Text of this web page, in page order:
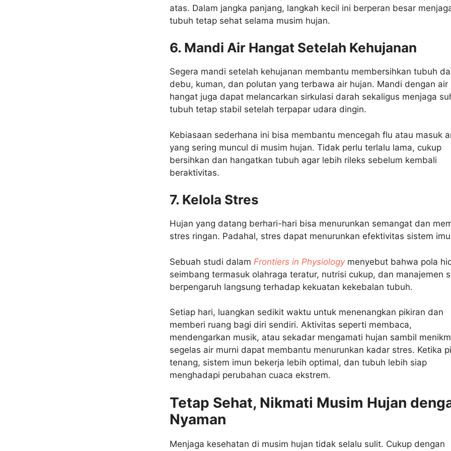
atas. Dalam jangka panjang, langkah kecil ini berperan besar
tubuh tetap sehat selama musim hujan.
6. Mandi Air Hangat Setelah Kehujanan
Segera mandi setelah kehujanan membantu membersihkan tubuh
debu, kuman, dan polutan yang terbawa air hujan. Mandi dengan air
hangat juga dapat melancarkan sirkulasi darah sekaligus menjaga
tubuh tetap stabil setelah terpapar udara dingin.
Kebiasaan sederhana ini bisa membantu mencegah flu atau masuk
yang sering muncul di musim hujan. Tidak perlu terlalu lama, cukup
bersihkan dan hangatkan tubuh agar lebih rileks sebelum kembali
beraktivitas.
7. Kelola Stres
Hujan yang datang berhari-hari bisa menurunkan semangat dan
stres ringan. Padahal, stres dapat menurunkan efektivitas sistem
Sebuah studi dalam Frontiers in Physiologymenyebut bahwa pola
seimbang termasuk olahraga teratur, nutrisi cukup, dan manajemen
berpengaruh langsung terhadap kekuatan kekebalan tubuh.
Setiap hari, luangkan sedikit waktu untuk menenangkan pikiran dan
memberi ruang bagi diri sendiri. Aktivitas seperti membaca,
mendengarkan musik, atau sekadar mengamati hujan sambil
segelas air murni dapat membantu menurunkan kadar stres. Ketika
tenang, sistem imun bekerja lebih optimal, dan tubuh lebih siap
menghadapi perubahan cuaca ekstrem.
Tetap Sehat, Nikmati Musim Hujan
Nyaman
Menjaga kesehatan di musim hujan tidak selalu sulit. Cukup dengan